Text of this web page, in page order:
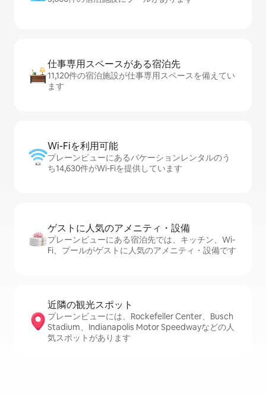
仕事専用ス⁠ペ⁠ー⁠スがあ⁠る宿⁠泊⁠先
11,120件の宿泊施設が仕事専用スペースを備えてい
ます
Wi-Fiを利⁠用⁠可⁠能
プレーンビューにあるバケーションレンタルのう
ち14,630件がWi-Fiを提供しています
ゲストに人⁠気⁠のア⁠メ⁠ニ⁠テ⁠ィ・設⁠備
プレーンビューにある宿泊先では、キッチン、Wi-
Fi、プールがゲストに人気のアメニティ・設備です
近隣の観光ス⁠ポ⁠ッ⁠ト
プレーンビューには、Rockefeller Center、Busch
Stadium、Indianapolis Motor Speedwayなどの人
気スポットがあります